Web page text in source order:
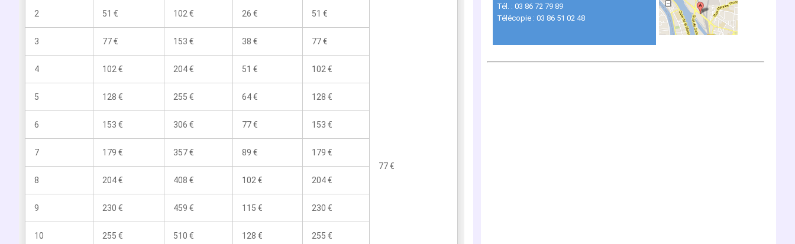
77 €
2 51 € 102 € 26 € 51 €
3 77 € 153 € 38 € 77 €
4 102 € 204 € 51 € 102 €
5 128 € 255 € 64 € 128 €
6 153 € 306 € 77 € 153 €
7 179 € 357 € 89 € 179 €
8 204 € 408 € 102 € 204 €
9 230 € 459 € 115 € 230 €
10 255 € 510 € 128 € 255 €
Tél. : 03 86 72 79 89
Télécopie : 03 86 51 02 48